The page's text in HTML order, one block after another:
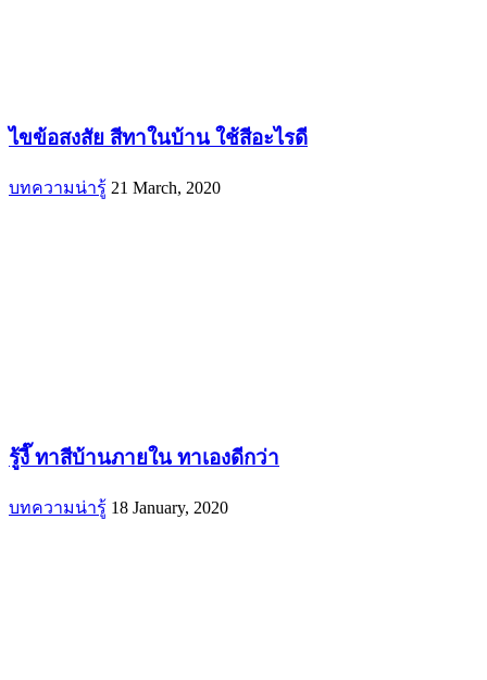
ไขข้อสงสัย สีทาในบ้าน ใช้สีอะไรดี
บทความน่ารู้ 21 March, 2020
รู้งี๊ ทาสีบ้านภายใน ทาเองดีกว่า
บทความน่ารู้ 18 January, 2020